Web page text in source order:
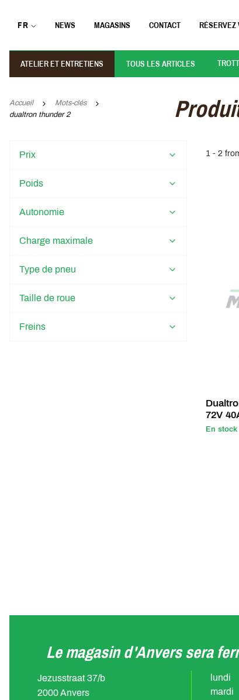
FR NEWS MAGASINS CONTACT RÉSERVEZ
ATELIER ET ENTRETIENS TOUS LES ARTICLES
Accueil
Mots-clés
dualtron thunder 2
Prix
Poids
Autonomie
Charge maximale
Type de pneu
Taille de roue
Freins
1 - 2
72V
En stock
Le magasin d'Anvers sera
Jezusstraat 37/b
2000 Anvers
lundi
mardi